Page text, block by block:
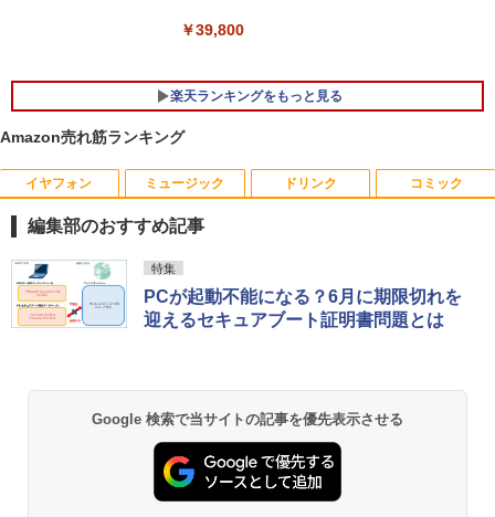
￥39,800
楽天ランキングをもっと見る
1
WACOM 液晶ペンタブレット DTK-2451/
G0 wacom ワコム 液晶 液タブ タブ タブ
レット フルhd
￥6,500
インチ 24インチ 180Hz 180hz FHD フリ
ッカーレス 24.5型 FullHD ブルーライト
カット ノングレア HDMI Adaptive-Sync
ブラック MAXZEN MGM25IC03 マクス
ゼン
￥11,980
1
【中古】 祇園祭千百五十年記念 中近世祇
園社の研究 / 下坂 守 / 法蔵館 [単行本]
【宅配便出荷】
￥14,794
そして、（コミック） ： 13 【電子書
籍】[ 白石識 ]
Amazon売れ筋ランキング
イヤフォン
Anker Soundcore P42i (Bluetooth 6.1)【完
セリング 3.5 / マルチポイント接続 / 最大40時
間再生 / コンパクト形状/持ち運びに便利 / IP5
Anker Soundcore P31i ピンク
￥5,990
ミュージック
BRUCE WAYNE feat. Flo Milli, ATL Jacob
￥250
[Explicit]
￥250
ドリンク
by Amazon 天然水 ラベルレス 500ml ×24本
ウォーター ペットボトル 静岡県産 500ミリリ
ットル (Smart Basic)
【Amazon.co.jp限定】 い・ろ・は・す 2L P
ET ラベルレス ×8本
￥1,112
コミック
薬屋のひとりごと 17巻 (デジタル版ビッグガ
￥770
エース)
￥832
編集部のおすすめ記事
特集
PCが起動不能になる？6月に期限切れを
迎えるセキュアブート証明書問題とは
Google 検索で当サイトの記事を優先表示させる